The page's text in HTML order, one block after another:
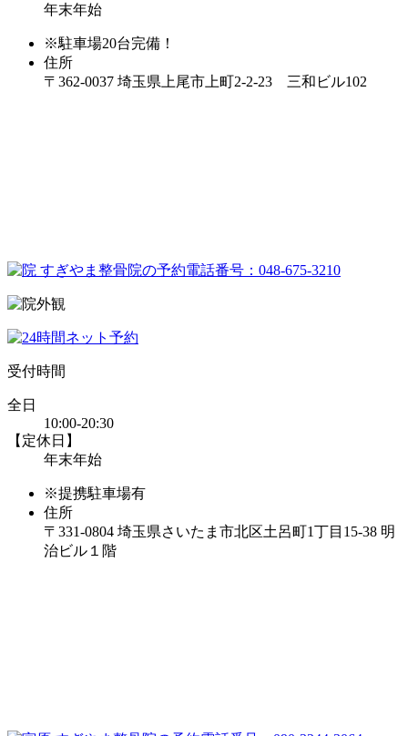
年末年始
※駐車場20台完備！
住所
〒362-0037 埼玉県上尾市上町2-2-23 三和ビル102
受付時間
全日
10:00-20:30
【定休日】
年末年始
※提携駐車場有
住所
〒331-0804 埼玉県さいたま市北区土呂町1丁目15-38 明
治ビル１階